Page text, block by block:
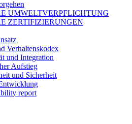
UMWELTVERPFLICHTUNG
ZERTIFIZIERUNGEN
Verhaltenskodex
und Integration
Aufstieg
und Sicherheit
report